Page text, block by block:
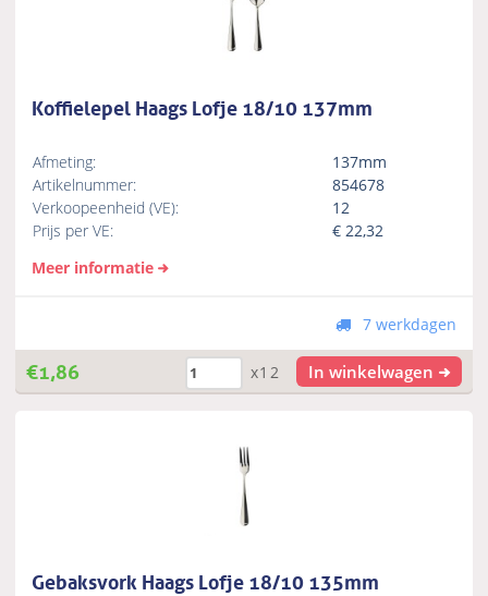
Koffielepel Haags Lofje 18/10 137mm
Afmeting:
137mm
Artikelnummer:
854678
Verkoopeenheid (VE):
12
Prijs per VE:
€22,32
Meer informatie
7 werkdagen
€1,86 x12 In winkelwagen
Gebaksvork Haags Lofje 18/10 135mm